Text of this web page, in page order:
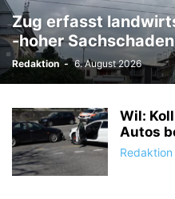
Zug erfasst
-hoher Sachschaden
Redaktion - 6. August 2026
Wil:
Autos
Redaktion